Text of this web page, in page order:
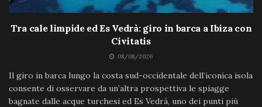
Tra cale limpide ed Es Vedrà: giro in barca a Ibiza con
Civitatis
08/08/2026
Il giro in barca lungo la costa sud-occidentale dell’iconica isola
consente di osservare da un’altra prospettiva le spiagge
bagnate dalle acque turchesi ed Es Vedrá, uno dei punti più